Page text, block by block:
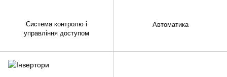
Система контролю і
управління доступом
Автоматика